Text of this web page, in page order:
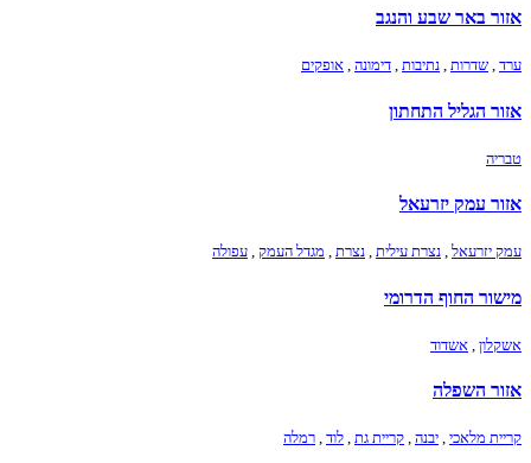
אזור באר שבע והנגב
ערד , שדרות , נתיבות , דימונה , אופקים
אזור הגליל התחתון
טבריה
אזור עמק יזרעאל
עמק יזרעאל , נצרת עילית , נצרת , מגדל העמק , עפולה
מישור החוף הדרומי
אשקלון אשדוד
אזור השפלה
קריית מלאכי , יבנה , קריית גת , לוד , רמלה